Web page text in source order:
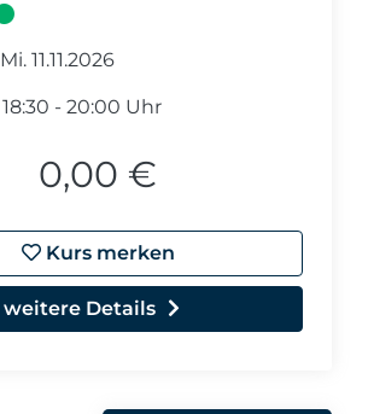
Mi. 11.11.2026
18:30 - 20:00 Uhr
0,00 €
Kurs merken
weitere Details